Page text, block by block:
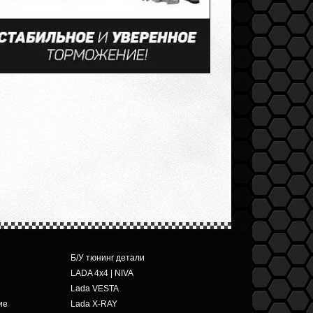
Б/У тюнинг детали
LADA 4x4 | NIVA
Lada VESTA
Lada X-RAY